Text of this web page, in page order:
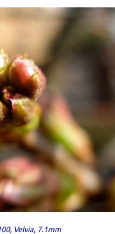
Velvia, 7.1mm